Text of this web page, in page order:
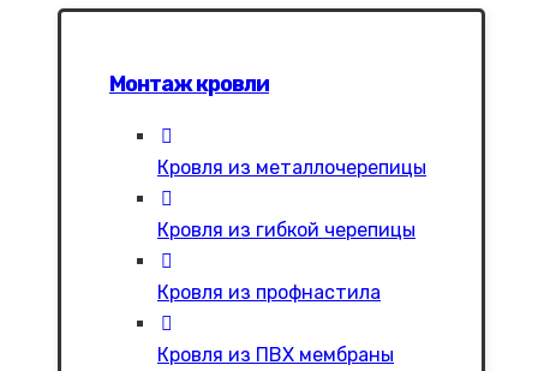
Монтаж кровли
Кровля из металлочерепицы
Кровля из гибкой черепицы
Кровля из профнастила
Кровля из ПВХ мембраны